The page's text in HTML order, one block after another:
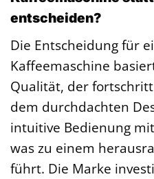
entscheiden?
Die Entscheidung für
Kaffeemaschine
Qualität, der
dem durchdachten
intuitive Bedienung
was zu einem
führt. Die Marke